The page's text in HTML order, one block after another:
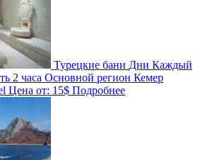
Турецкие бани Дни Каждый
2 часа Основной регион Кемер
Цена от: 15$ Подробнее